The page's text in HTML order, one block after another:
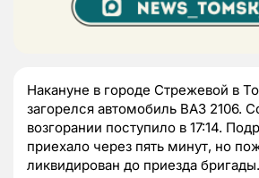
Накануне в городе Стрежевой в
загорелся автомобиль ВАЗ 2106.
возгорании поступило в 17:14.
приехало через пять минут, но
ликвидирован до приезда бригады.